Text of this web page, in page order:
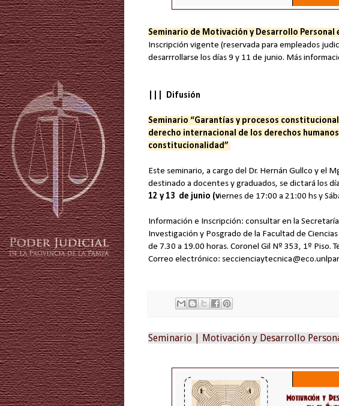
Seminario de Motivación y Desarrollo Personal
Inscripción vigente (reservada para empleados
desarrrollarse los días 9 y 11 de junio. Más
||| Difusión
Seminario “Garantías y procesos
derecho internacional de los derechos
constitucionalidad”
Este seminario, a cargo del Dr. Hernán Gullco y el
destinado a docentes y graduados, se dictará los
12 y 13 de junio (viernes de 17:00 a 21:00 hs y
Información e Inscripción: consultar en la Secretaría
Investigación y Posgrado de la Facultad de
de 7.30 a 19.00 horas. Coronel Gil Nº 353, 1º Piso.
Correo electrónico:
Seminario | Motivación y Desarrollo